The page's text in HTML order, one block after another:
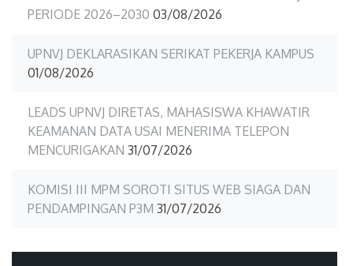
PERIODE 2026–2030 03/08/2026
UPNVJ DEKLARASIKAN SERIKAT PEKERJA KAMPUS
01/08/2026
LEADS UPNVJ DIRETAS, MAHASISWA KHAWATIR
KEAMANAN DATA USAI MENERIMA TELEPON
MENCURIGAKAN 31/07/2026
KOMISI III MPM SOROTI SITUS WEB SIAGA DAN
PENDAMPINGAN P3M 31/07/2026